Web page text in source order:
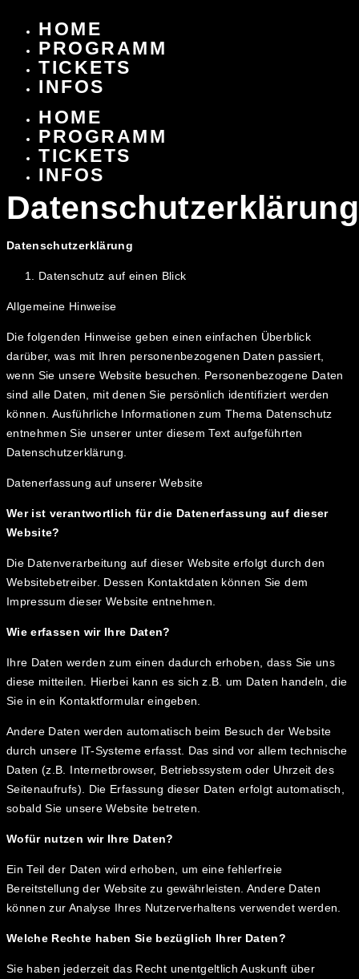
Inhalt
springen
HOME
PROGRAMM
TICKETS
INFOS
HOME
PROGRAMM
TICKETS
INFOS
Datenschutzerklärung
Datenschutzerklärung
Datenschutz auf einen Blick
Allgemeine Hinweise
Die folgenden Hinweise geben einen einfachen Überblick
darüber, was mit Ihren personenbezogenen Daten passiert,
wenn Sie unsere Website besuchen. Personenbezogene Daten
sind alle Daten, mit denen Sie persönlich identifiziert werden
können. Ausführliche Informationen zum Thema Datenschutz
entnehmen Sie unserer unter diesem Text aufgeführten
Datenschutzerklärung.
Datenerfassung auf unserer Website
Wer ist verantwortlich für die Datenerfassung auf dieser
Website?
Die Datenverarbeitung auf dieser Website erfolgt durch den
Websitebetreiber. Dessen Kontaktdaten können Sie dem
Impressum dieser Website entnehmen.
Wie erfassen wir Ihre Daten?
Ihre Daten werden zum einen dadurch erhoben, dass Sie uns
diese mitteilen. Hierbei kann es sich z.B. um Daten handeln, die
Sie in ein Kontaktformular eingeben.
Andere Daten werden automatisch beim Besuch der Website
durch unsere IT-Systeme erfasst. Das sind vor allem technische
Daten (z.B. Internetbrowser, Betriebssystem oder Uhrzeit des
Seitenaufrufs). Die Erfassung dieser Daten erfolgt automatisch,
sobald Sie unsere Website betreten.
Wofür nutzen wir Ihre Daten?
Ein Teil der Daten wird erhoben, um eine fehlerfreie
Bereitstellung der Website zu gewährleisten. Andere Daten
können zur Analyse Ihres Nutzerverhaltens verwendet werden.
Welche Rechte haben Sie bezüglich Ihrer Daten?
Sie haben jederzeit das Recht unentgeltlich Auskunft über